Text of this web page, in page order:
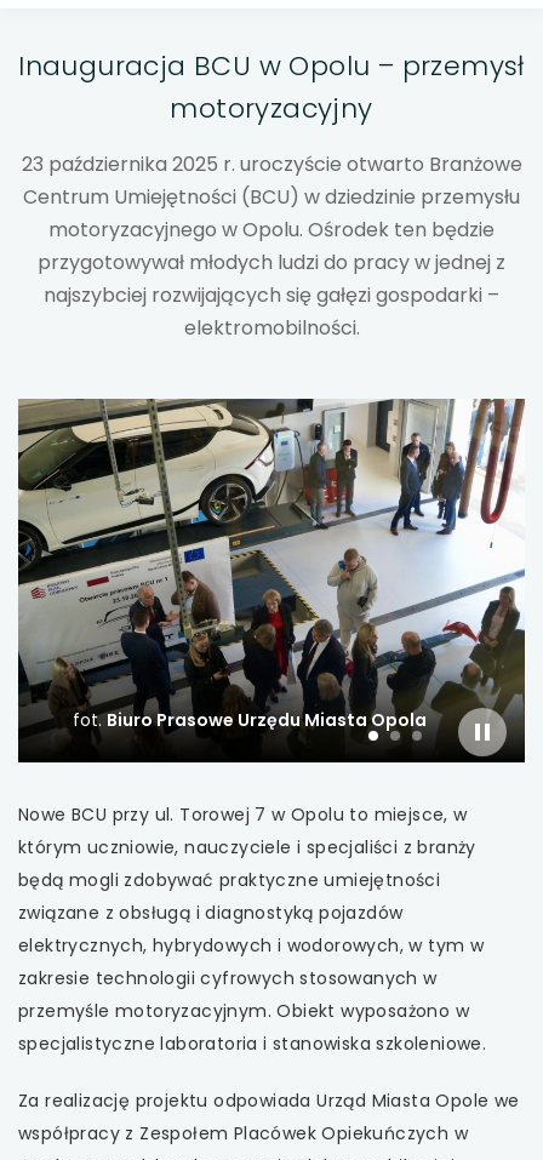
uwaga, link otwiera się w nowej karcie
uwaga, link otwiera się w nowej karcie
uwaga, link otwiera się w nowej karcie
uwaga, link otwiera się w nowej karcie
uwaga, link otwiera się w nowej karcie
uwaga, link otwiera się w nowej karcie
uwaga, link otwiera się w nowej karcie
uwaga, link otwiera się w nowej karcie
uwaga, link otwiera się w nowej karcie
uwaga, link otwiera się w nowej karcie
uwaga, link otwiera się w nowej karcie
uwaga, link otwiera się w nowej karcie
uwaga, link otwiera się w nowej karcie
uwaga, link otwiera się w nowej karcie
uwaga, link otwiera się w nowej karcie
Inauguracja BCU w Opolu – przemysł
motoryzacyjny
23 października 2025 r. uroczyście otwarto Branżowe
Centrum Umiejętności (BCU) w dziedzinie przemysłu
motoryzacyjnego w Opolu. Ośrodek ten będzie
przygotowywał młodych ludzi do pracy w jednej z
najszybciej rozwijających się gałęzi gospodarki –
elektromobilności.
fot.Biuro Prasowe Urzędu Miasta Opola
slajd
numer1
slajd
numer2
slajd
numer3
slajder
Nowe BCU przy ul. Torowej 7 w Opolu to miejsce, w
którym uczniowie, nauczyciele i specjaliści z branży
będą mogli zdobywać praktyczne umiejętności
związane z obsługą i diagnostyką pojazdów
elektrycznych, hybrydowych i wodorowych, w tym w
zakresie technologii cyfrowych stosowanych w
przemyśle motoryzacyjnym. Obiekt wyposażono w
specjalistyczne laboratoria i stanowiska szkoleniowe.
Za realizację projektu odpowiada Urząd Miasta Opole we
współpracy z Zespołem Placówek Opiekuńczych w